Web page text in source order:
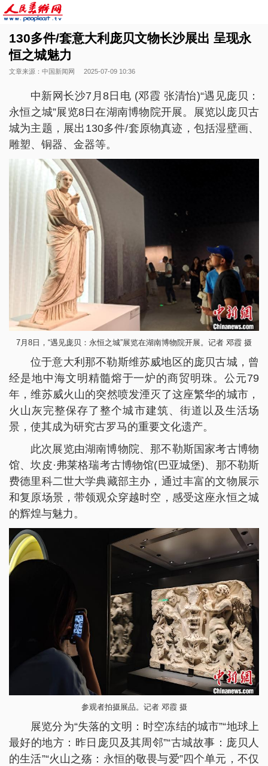
130多件/套意大利庞贝文物长沙展出 呈现永
恒之城魅力
文章来源：中国新闻网 2025-07-09 10:36
中新网长沙7月8日电 (邓霞 张清怡)“遇见庞贝：
永恒之城”展览8日在湖南博物院开展。展览以庞贝古
城为主题，展出130多件/套原物真迹，包括湿壁画、
雕塑、铜器、金器等。
7月8日，“遇见庞贝：永恒之城”展览在湖南博物院开展。记者 邓霞 摄
位于意大利那不勒斯维苏威地区的庞贝古城，曾
经是地中海文明精髓熔于一炉的商贸明珠。公元79
年，维苏威火山的突然喷发湮灭了这座繁华的城市，
火山灰完整保存了整个城市建筑、街道以及生活场
景，使其成为研究古罗马的重要文化遗产。
此次展览由湖南博物院、那不勒斯国家考古博物
馆、坎皮·弗莱格瑞考古博物馆(巴亚城堡)、那不勒斯
费德里科二世大学典藏部主办，通过丰富的文物展示
和复原场景，带领观众穿越时空，感受这座永恒之城
的辉煌与魅力。
参观者拍摄展品。记者 邓霞 摄
展览分为“失落的文明：时空冻结的城市”“地球上
最好的地方：昨日庞贝及其周邻”“古城故事：庞贝人
的生活”“火山之殇：永恒的敬畏与爱”四个单元，不仅